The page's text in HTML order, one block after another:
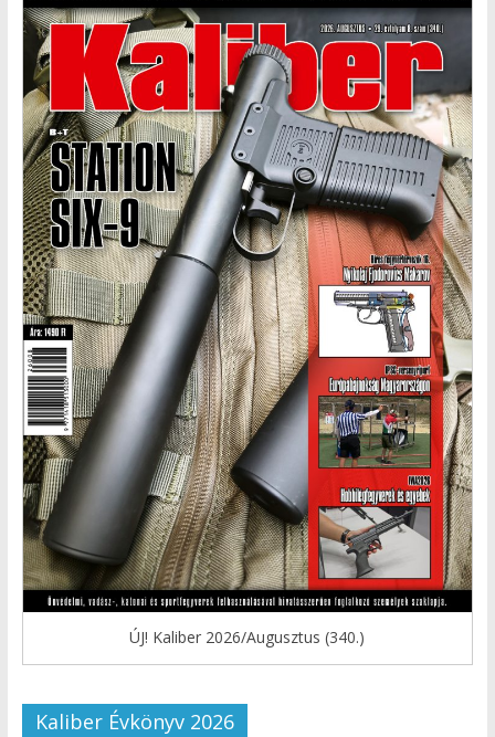
ÚJ! Kaliber 2026/Augusztus (340.)
Kaliber Évkönyv 2026